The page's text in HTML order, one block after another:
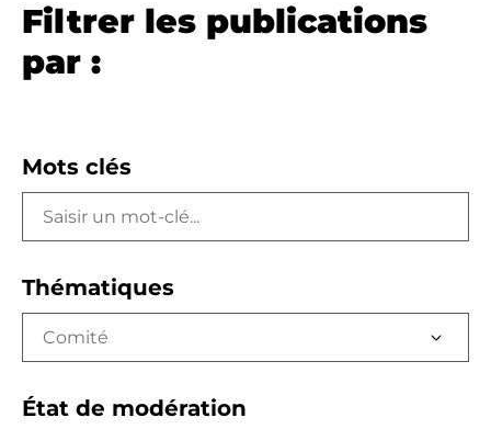
Filtrer les publications
par :
Mots clés
Thématiques
Comité
État de modération